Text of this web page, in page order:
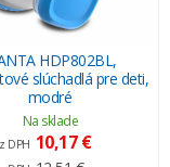
HDP802BL,
slúchadlá pre deti,
modré
Na sklade
DPH 10,17 €